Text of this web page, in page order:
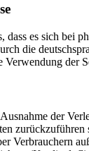
dass es sich bei
die
Verwendung der
der
Verbrauchern